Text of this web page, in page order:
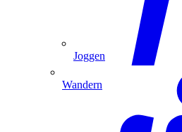
Joggen
Wandern